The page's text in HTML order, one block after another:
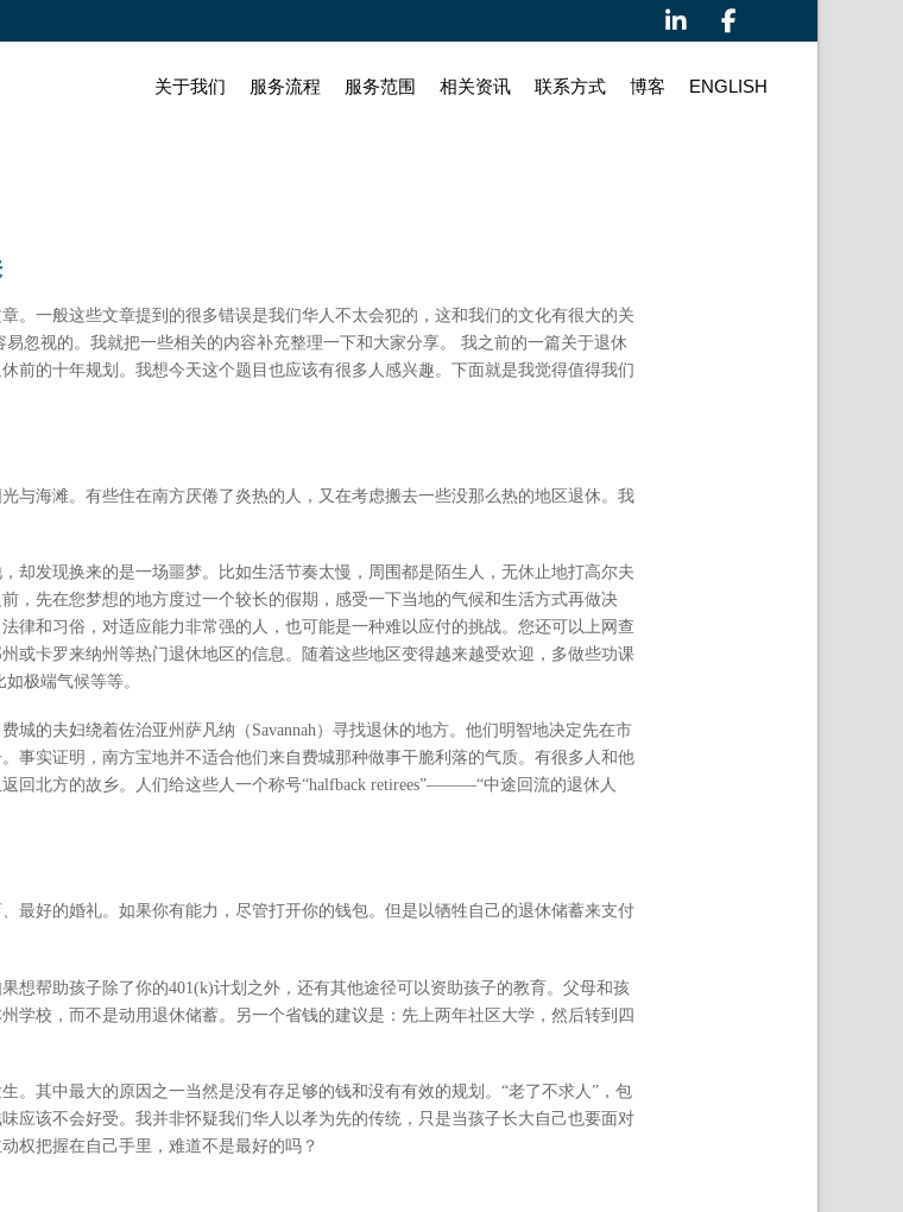
关于我们 服务流程 服务范围 相关资讯 联系⽅式 博客 ENGLISH
。一般这些文章提到的很多错误是我们华人不太会犯的，这和我们的文化有很大的关
忽视的。我就把一些相关的内容补充整理一下和大家分享。 我之前的一篇关于退休
前的十年规划。我想今天这个题目也应该有很多人感兴趣。下面就是我觉得值得我们
与海滩。有些住在南方厌倦了炎热的人，又在考虑搬去一些没那么热的地区退休。我
却发现换来的是一场噩梦。比如生活节奏太慢，周围都是陌生人，无休止地打高尔夫
，先在您梦想的地方度过一个较长的假期，感受一下当地的气候和生活方式再做决
律和习俗，对适应能力非常强的人，也可能是一种难以应付的挑战。您还可以上网查
或卡罗来纳州等热门退休地区的信息。随着这些地区变得越来越受欢迎，多做些功课
极端气候等等。
城的夫妇绕着佐治亚州萨凡纳（Savannah）寻找退休的地方。他们明智地决定先在市
事实证明，南方宝地并不适合他们来自费城那种做事干脆利落的气质。有很多人和他
回北方的故乡。人们给这些人一个称号“halfback retirees”———“中途回流的退休人
最好的婚礼。如果你有能力，尽管打开你的钱包。但是以牺牲自己的退休储蓄来支付
想帮助孩子除了你的401(k)计划之外，还有其他途径可以资助孩子的教育。父母和孩
学校，而不是动用退休储蓄。另一个省钱的建议是：先上两年社区大学，然后转到四
。其中最大的原因之一当然是没有存足够的钱和没有有效的规划。“老了不求人”，包
应该不会好受。我并非怀疑我们华人以孝为先的传统，只是当孩子长大自己也要面对
权把握在自己手里，难道不是最好的吗？